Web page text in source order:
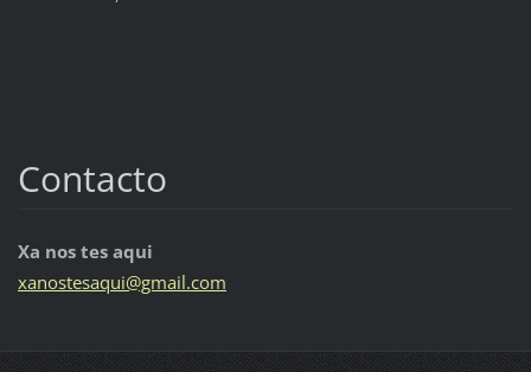
Contacto
Xa nos tes aqui
xanostesaqui@gmail.com